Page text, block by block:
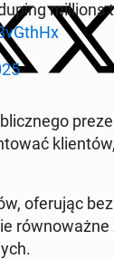
mil­lions
ofe­ru­jąc